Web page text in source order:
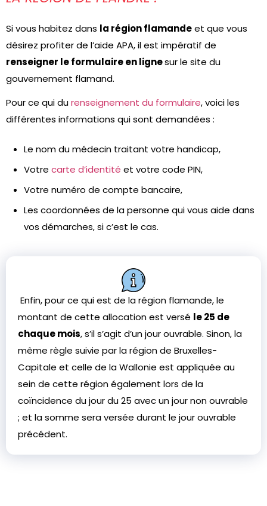
Si vous habitez dans la région flamandeet que vous
désirez profiter de l’aide APA, il est impératif de
renseigner le formulaire en lignesur le site du
gouvernement flamand.
Pour ce qui durenseignement du formulaire, voici les
différentes informations qui sont demandées :
Le nom du médecin traitant votre handicap,
Votre carte d’identité et votre code PIN,
Votre numéro de compte bancaire,
Les coordonnées de la personne qui vous aide dans
vos démarches, si c’est le cas.
Enfin, pour ce qui est de la région flamande, le
montant de cette allocation est versé le 25 de
chaque mois, s’il s’agit d’un jour ouvrable. Sinon, la
même règle suivie par la région de Bruxelles-
Capitale et celle de la Wallonie est appliquée au
sein de cette région également lors de la
coïncidence du jour du 25 avec un jour non ouvrable
; et la somme sera versée durant le jour ouvrable
précédent.